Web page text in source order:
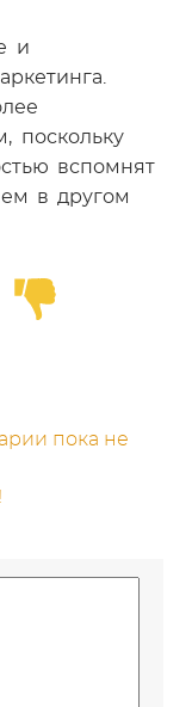
и
поскольку
вспомнят
в другом
пока не